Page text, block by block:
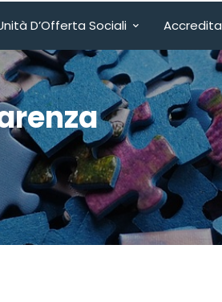
D’Offerta Sociali